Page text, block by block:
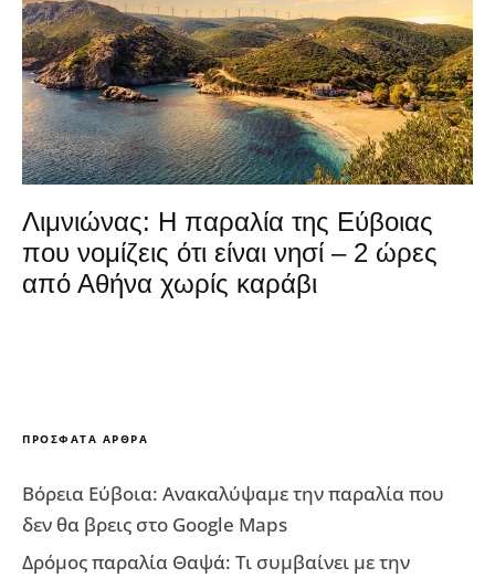
Λιμνιώνας: Η παραλία της Εύβοιας
που νομίζεις ότι είναι νησί – 2 ώρες
από Αθήνα χωρίς καράβι
ΠΡΌΣΦΑΤΑ ΆΡΘΡΑ
Βόρεια Εύβοια: Ανακαλύψαμε την παραλία που
δεν θα βρεις στο Google Maps
Δρόμος παραλία Θαψά: Τι συμβαίνει με την